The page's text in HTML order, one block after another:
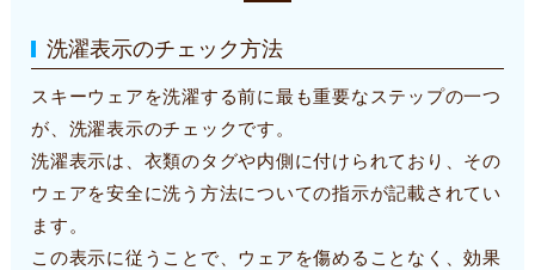
洗濯表示のチェック方法
スキーウェアを洗濯する前に最も重要なステップの一つ
が、洗濯表示のチェックです。
洗濯表示は、衣類のタグや内側に付けられており、その
ウェアを安全に洗う方法についての指示が記載されてい
ます。
この表示に従うことで、ウェアを傷めることなく、効果